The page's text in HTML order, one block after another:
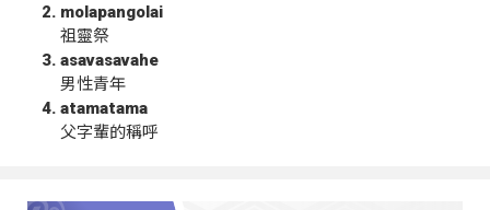
molapangolai
祖靈祭
asavasavahe
男性青年
atamatama
父字輩的稱呼